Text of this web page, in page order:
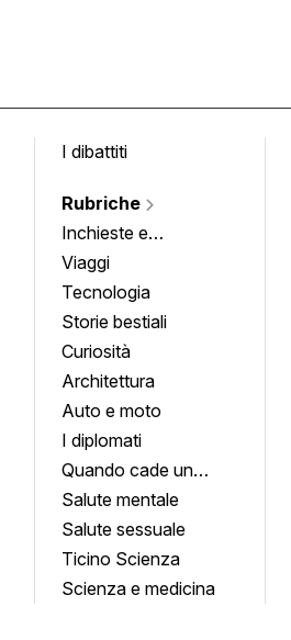
I dibattiti
Rubriche
Inchieste e
approfondimenti
Viaggi
Tecnologia
Storie bestiali
Curiosità
Architettura
Auto e moto
I diplomati
Quando cade un
quadro
Salute mentale
Salute sessuale
Ticino Scienza
Scienza e medicina